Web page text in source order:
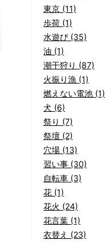
東京 (11)
歩荷 (1)
水遊び (35)
油 (1)
潮干狩り (87)
火振り漁 (1)
燃えない電池 (1)
犬 (6)
祭り (7)
祭壇 (2)
穴場 (13)
習い事 (30)
自転車 (3)
花 (1)
花火 (24)
花言葉 (1)
衣替え (23)